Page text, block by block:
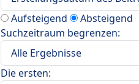
Aufsteigend
Absteigend
Suchzeitraum begrenzen:
Die ersten: